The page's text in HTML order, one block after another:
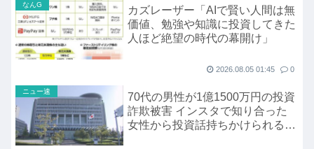
なんG
カズレーザー「AIで賢い人間は無
価値、勉強や知識に投資してきた
人ほど絶望の時代の幕開け」
2026.08.05 01:45 0
ニュー速
70代の男性が1億1500万円の投資
詐欺被害 インスタで知り合った
女性から投資話持ちかけられる